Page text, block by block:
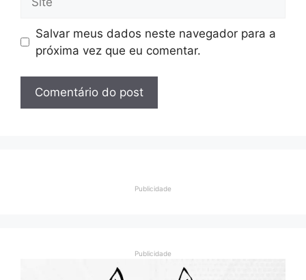
Salvar meus dados neste navegador para a
próxima vez que eu comentar.
Publicidade
Publicidade